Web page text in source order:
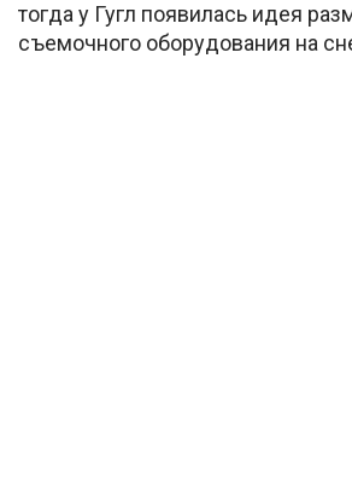
тогда у Гугл появилась идея
съемочного оборудования на